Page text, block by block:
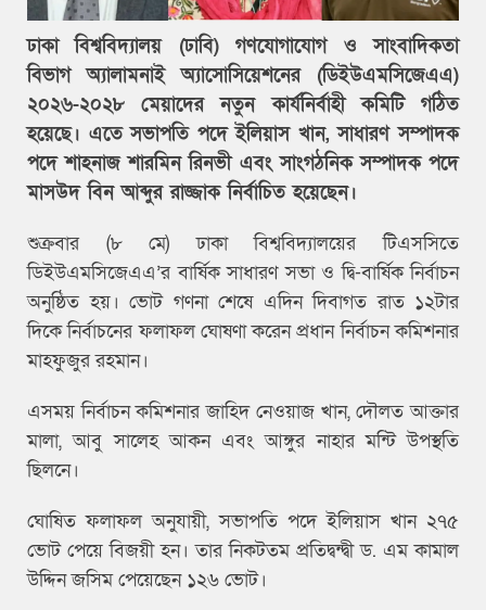
ঢাকা বিশ্ববিদ্যালয় (ঢাবি) গণযোগাযোগ ও সাংবাদিকতা
বিভাগ অ্যালামনাই অ্যাসোসিয়েশনের (ডিইউএমসিজেএএ)
২০২৬-২০২৮ মেয়াদের নতুন কার্যনির্বাহী কমিটি গঠিত
হয়েছে। এতে সভাপতি পদে ইলিয়াস খান, সাধারণ সম্পাদক
পদে শাহনাজ শারমিন রিনভী এবং সাংগঠনিক সম্পাদক পদে
মাসউদ বিন আব্দুর রাজ্জাক নির্বাচিত হয়েছেন।
শুক্রবার (৮ মে) ঢাকা বিশ্ববিদ্যালয়ের টিএসসিতে
ডিইউএমসিজেএএ’র বার্ষিক সাধারণ সভা ও দ্বি-বার্ষিক নির্বাচন
অনুষ্ঠিত হয়। ভোট গণনা শেষে এদিন দিবাগত রাত ১২টার
দিকে নির্বাচনের ফলাফল ঘোষণা করেন প্রধান নির্বাচন কমিশনার
মাহফুজুর রহমান।
এসময় নির্বাচন কমিশনার জাহিদ নেওয়াজ খান, দৌলত আক্তার
মালা, আবু সালেহ আকন এবং আঙ্গুর নাহার মন্টি উপস্থতি
ছিলনে।
ঘোষিত ফলাফল অনুযায়ী, সভাপতি পদে ইলিয়াস খান ২৭৫
ভোট পেয়ে বিজয়ী হন। তার নিকটতম প্রতিদ্বন্দ্বী ড. এম কামাল
উদ্দিন জসিম পেয়েছেন ১২৬ ভোট।